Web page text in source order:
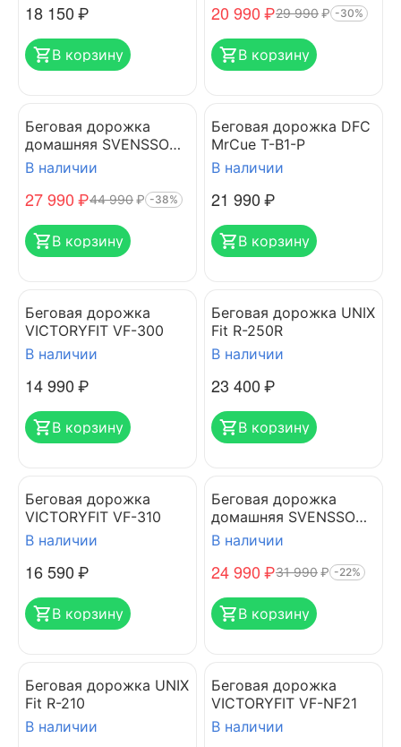
18 150₽
В корзину
20 990₽29 990₽ -30%
В корзину
Беговая дорожка
домашняя SVENSSON
BODY LABS REVAMP
В наличии
27 990₽44 990₽ -38%
В корзину
Беговая дорожка DFC
MrCue T-B1-P
В наличии
21 990₽
В корзину
Беговая дорожка
VICTORYFIT VF-300
В наличии
14 990₽
В корзину
Беговая дорожка UNIX
Fit R-250R
В наличии
23 400₽
В корзину
Беговая дорожка
VICTORYFIT VF-310
В наличии
16 590₽
В корзину
Беговая дорожка
домашняя SVENSSON
BODY LABS IMPACT B
В наличии
24 990₽31 990₽ -22%
В корзину
Беговая дорожка UNIX
Fit R-210
В наличии
Беговая дорожка
VICTORYFIT VF-NF21
В наличии